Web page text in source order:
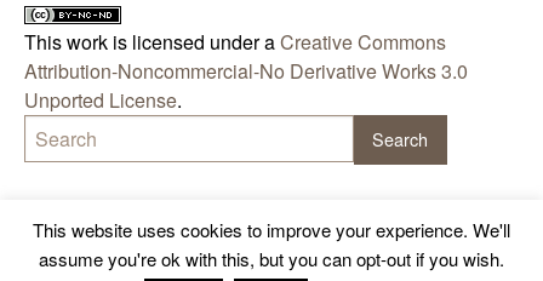
This work is licensed under aCreative Commons
Attribution-Noncommercial-No Derivative Works 3.0
Unported License.
This website uses cookies to improve your experience. We'll
assume you're ok with this, but you can opt-out if you wish.